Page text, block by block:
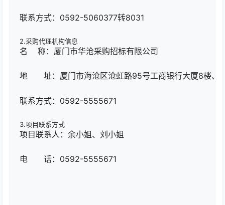
联系方式：0592-5060377转8031
2.采购代理机构信息
名 称：厦门市华沧采购招标有限公司
地 址：厦门市海沧区沧虹路95号工商银行大厦8楼、厦
联系方式：0592-5555671
3.项目联系方式
项目联系人：余小姐、刘小姐
电 话：0592-5555671